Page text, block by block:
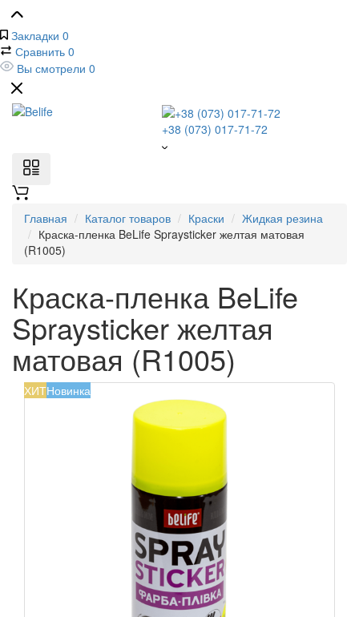
Закладки 0
Сравнить 0
Вы смотрели 0
+38 (073) 017-71-72
Главная Каталог товаров Краски
Жидкая резина
Краска-пленка BeLife Spraysticker желтая матовая
(R1005)
Краска-пленка BeLife
Spraysticker желтая
матовая (R1005)
ХИТНовинка